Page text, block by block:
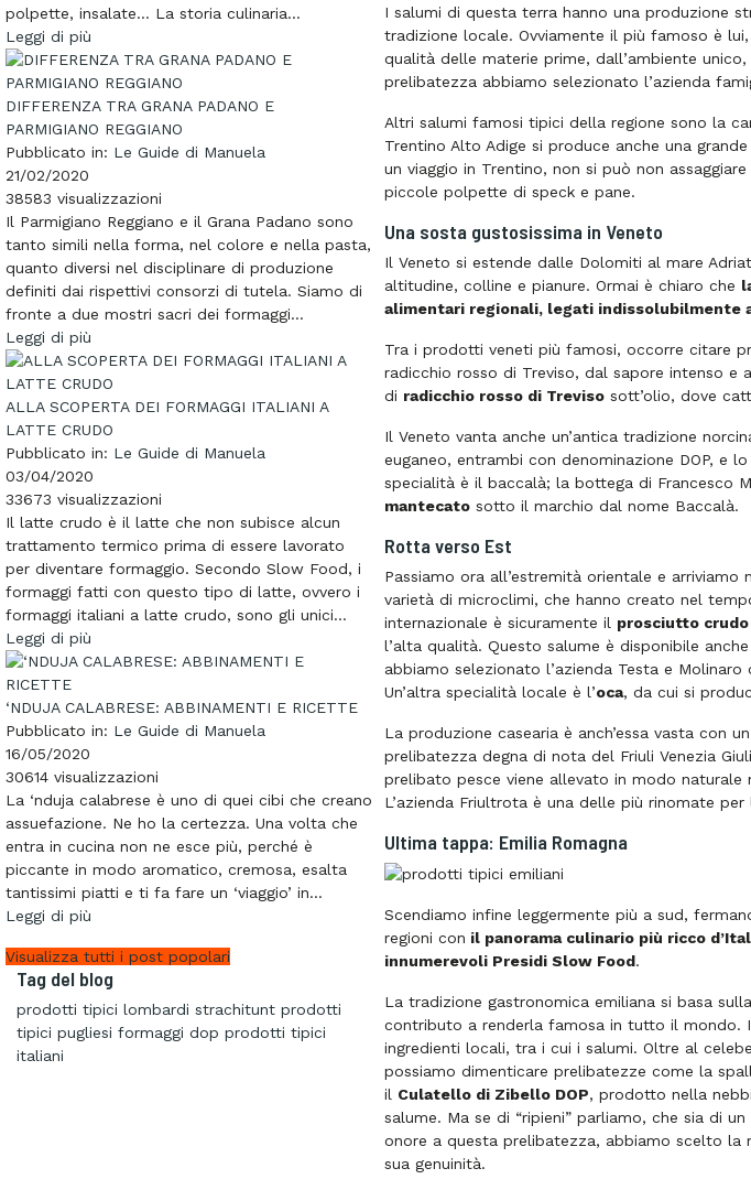
polpette, insalate… La storia culinaria...
Leggi di più
DIFFERENZA TRA GRANA PADANO E
PARMIGIANO REGGIANO
Pubblicato in: Le Guide di Manuela
21/02/2020
38583 visualizzazioni
Il Parmigiano Reggiano e il Grana Padano sono
tanto simili nella forma, nel colore e nella pasta,
quanto diversi nel disciplinare di produzione
definiti dai rispettivi consorzi di tutela. Siamo di
fronte a due mostri sacri dei formaggi...
Leggi di più
ALLA SCOPERTA DEI FORMAGGI ITALIANI A
LATTE CRUDO
Pubblicato in: Le Guide di Manuela
03/04/2020
33673 visualizzazioni
Il latte crudo è il latte che non subisce alcun
trattamento termico prima di essere lavorato
per diventare formaggio. Secondo Slow Food, i
formaggi fatti con questo tipo di latte, ovvero i
formaggi italiani a latte crudo, sono gli unici...
Leggi di più
‘NDUJA CALABRESE: ABBINAMENTI E RICETTE
Pubblicato in: Le Guide di Manuela
16/05/2020
30614 visualizzazioni
La ‘nduja calabrese è uno di quei cibi che creano
assuefazione. Ne ho la certezza. Una volta che
entra in cucina non ne esce più, perché è
piccante in modo aromatico, cremosa, esalta
tantissimi piatti e ti fa fare un ‘viaggio’ in...
Leggi di più
Visualizza tutti i post popolari
Tag del blog
prodotti tipici lombardi strachitunt prodotti
tipici pugliesi formaggi dop prodotti tipici
italiani
I salumi di questa terra hanno una produzione
tradizione locale. Ovviamente il più famoso è lui,
qualità delle materie prime, dall’ambiente
prelibatezza abbiamo selezionato l’azienda
Altri salumi famosi tipici della regione sono la
Trentino Alto Adige si produce anche una
un viaggio in Trentino, non si può non
piccole polpette di speck e pane.
Una sosta gustosissima in Veneto
Il Veneto si estende dalle Dolomiti al mare
altitudine, colline e pianure. Ormai è chiaro che
alimentari regionali, legati indissolubilmente
Tra i prodotti veneti più famosi, occorre citare
radicchio rosso di Treviso, dal sapore intenso e
di radicchio rosso di Trevisosott’olio, dove
Il Veneto vanta anche un’antica tradizione
euganeo, entrambi con denominazione DOP, e
specialità è il baccalà; la bottega di Francesco
mantecatosotto il marchio dal nome Baccalà.
Rotta verso Est
Passiamo ora all’estremità orientale e arriviamo
varietà di microclimi, che hanno creato nel
internazionale è sicuramente il prosciutto crudo
l’alta qualità. Questo salume è disponibile
abbiamo selezionato l’azienda Testa e
Un’altra specialità locale è l’oca, da cui si
La produzione casearia è anch’essa vasta con
prelibatezza degna di nota del Friuli Venezia
prelibato pesce viene allevato in modo
L’azienda Friultrota è una delle più rinomate
Ultima tappa: Emilia Romagna
Scendiamo infine leggermente più a sud,
regioni con il panorama culinario più ricco
innumerevoli Presidi Slow Food.
La tradizione gastronomica emiliana si basa sulla
contributo a renderla famosa in tutto il mondo.
ingredienti locali, tra i cui i salumi. Oltre al
possiamo dimenticare prelibatezze come la
il Culatello di Zibello DOP, prodotto nella
salume. Ma se di “ripieni” parliamo, che sia di
onore a questa prelibatezza, abbiamo scelto la
sua genuinità.